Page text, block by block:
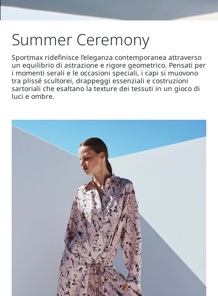
Summer Ceremony
Sportmax ridefinisce l’eleganza contemporanea attraverso
un equilibrio di astrazione e rigore geometrico. Pensati per
i momenti serali e le occasioni speciali, i capi si muovono
tra plissé scultorei, drappeggi essenziali e costruzioni
sartoriali che esaltano la texture dei tessuti in un gioco di
luci e ombre.